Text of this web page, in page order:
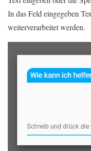
In das Feld eingegeben
weiterverarbeitet werden.